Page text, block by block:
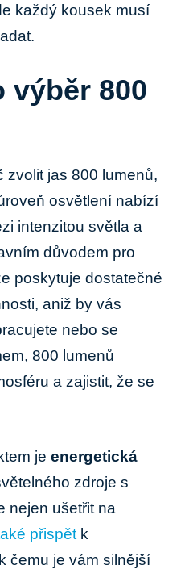
každý kousek musí‍
‌výběr 800
⁤zvolit jas 800 lumenů,
osvětlení nabízí‍
intenzitou světla a
důvodem pro
poskytuje dostatečné
aniž by vás
nebo se
800 lumenů
a zajistit, že se
je energetická
zdroje s
nejen ušetřit na
přispět ⁣ k⁣
čemu je vám ‌silnější